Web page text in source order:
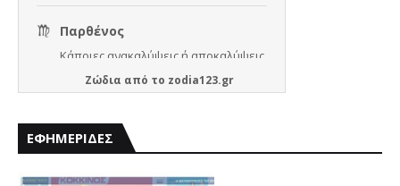
Ζώδια από το zodia123.gr
ΕΦΗΜΕΡΙΔΕΣ